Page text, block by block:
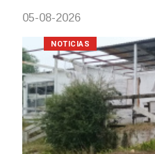
meningococo
03-08-2026
UTE hizo
personas
discapacidad
NOTICIAS